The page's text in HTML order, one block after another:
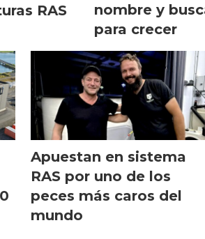
RAS
nombre y
para crecer
Apuestan en sistema
RAS por uno de los
peces más caros del
mundo